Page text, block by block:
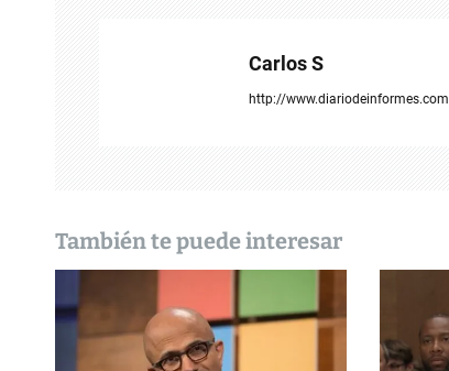
d
e
Carlos S
http://www.diariodeinformes.com
También te puede interesar